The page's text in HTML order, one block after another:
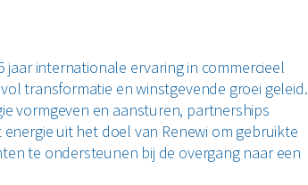
jaar internationale ervaring in commercieel
transformatie en winstgevende groei geleid.
vormgeven en aansturen, partnerships
uit het doel van Renewi om gebruikte
te ondersteunen bij de overgang naar een